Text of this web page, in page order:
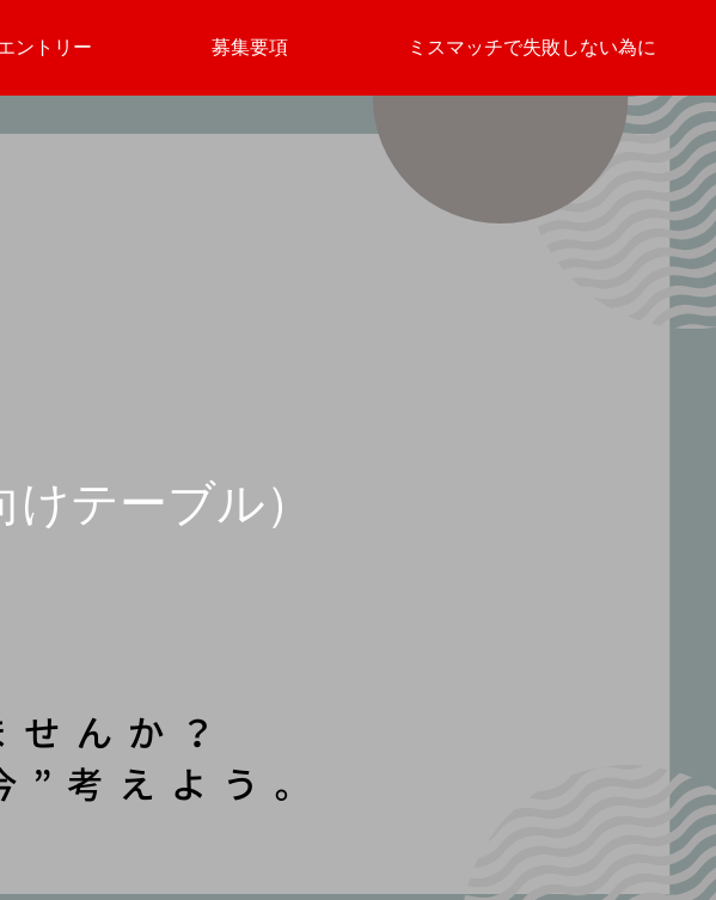
ントリー 募集要項 ミスマッチで失敗しない為に
テーブル）